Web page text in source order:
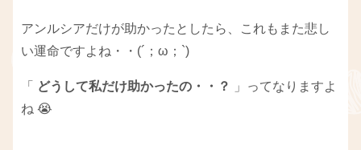
アンルシアだけが助かったとしたら、これもまた悲し
い運命ですよね・・(´；ω；`)
「 どうして私だけ助かったの・・？
」ってなりますよ
ね 😭